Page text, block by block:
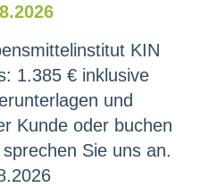
KIN
1.385 € inklusive
und
Kunde oder buchen
Sie uns an.